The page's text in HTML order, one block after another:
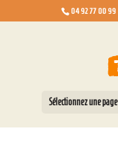
04 92 77 00 99
Sélectionnez une page